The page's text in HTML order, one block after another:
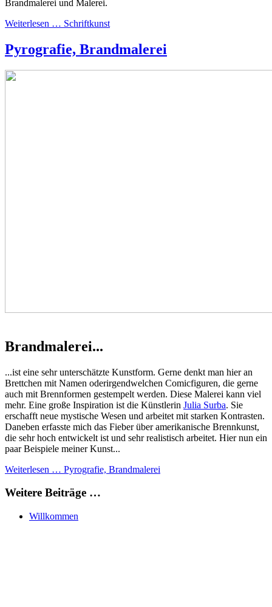
Brandmalerei und Malerei.
Weiterlesen … Schriftkunst
Pyrografie, Brandmalerei
Brandmalerei...
...ist eine sehr unterschätzte Kunstform. Gerne denkt man hier an
Brettchen mit Namen oderirgendwelchen Comicfiguren, die gerne
auch mit Brennformen gestempelt werden. Diese Malerei kann viel
mehr. Eine große Inspiration ist die Künstlerin Julia Surba. Sie
erschafft neue mystische Wesen und arbeitet mit starken Kontrasten.
Daneben erfasste mich das Fieber über amerikanische Brennkunst,
die sehr hoch entwickelt ist und sehr realistisch arbeitet. Hier nun ein
paar Beispiele meiner Kunst...
Weiterlesen … Pyrografie, Brandmalerei
Weitere Beiträge …
Willkommen